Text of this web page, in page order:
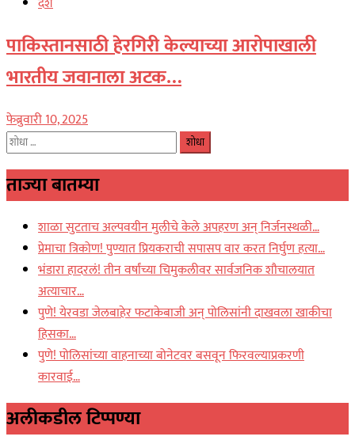
पाकिस्तानसाठी हेरगिरी केल्याच्या आरोपाखाली
भारतीय जवानाला अटक…
फेब्रुवारी 10, 2025
यांचा
घ्या
:
ताज्या बातम्या
शाळा सुटताच अल्पवयीन मुलीचे केले अपहरण अन् निर्जनस्थळी…
प्रेमाचा त्रिकोण! पुण्यात प्रियकराची सपासप वार करत निर्घुण हत्या…
भंडारा हादरलं! तीन वर्षांच्या चिमुकलीवर सार्वजनिक शौचालयात
अत्याचार…
पुणे! येरवडा जेलबाहेर फटाकेबाजी अन् पोलिसांनी दाखवला खाकीचा
हिसका…
पुणे! पोलिसांच्या वाहनाच्या बोनेटवर बसवून फिरवल्याप्रकरणी
कारवाई…
अलीकडील टिप्पण्या